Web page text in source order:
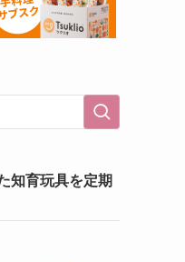
知育玩具を定期